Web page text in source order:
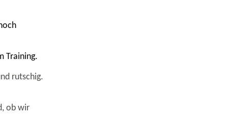
Training.
rutschig.
ob wir